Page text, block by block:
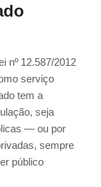
nº 12.587/2012
serviço
tem a
seja
— ou por
sempre
público